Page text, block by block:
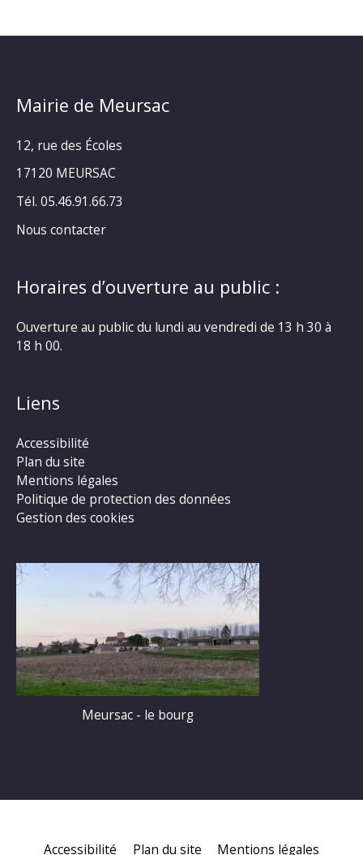
Mairie de Meursac
12, rue des Écoles
17120 MEURSAC
Tél. 05.46.91.66.73
Nous contacter
Horaires d’ouverture au public :
Ouverture au public du lundi au vendredi de 13 h 30 à
18 h 00.
Liens
Accessibilité
Plan du site
Mentions légales
Politique de protection des données
Gestion des cookies
Meursac - le bourg
Accessibilité Plan du site Mentions légales